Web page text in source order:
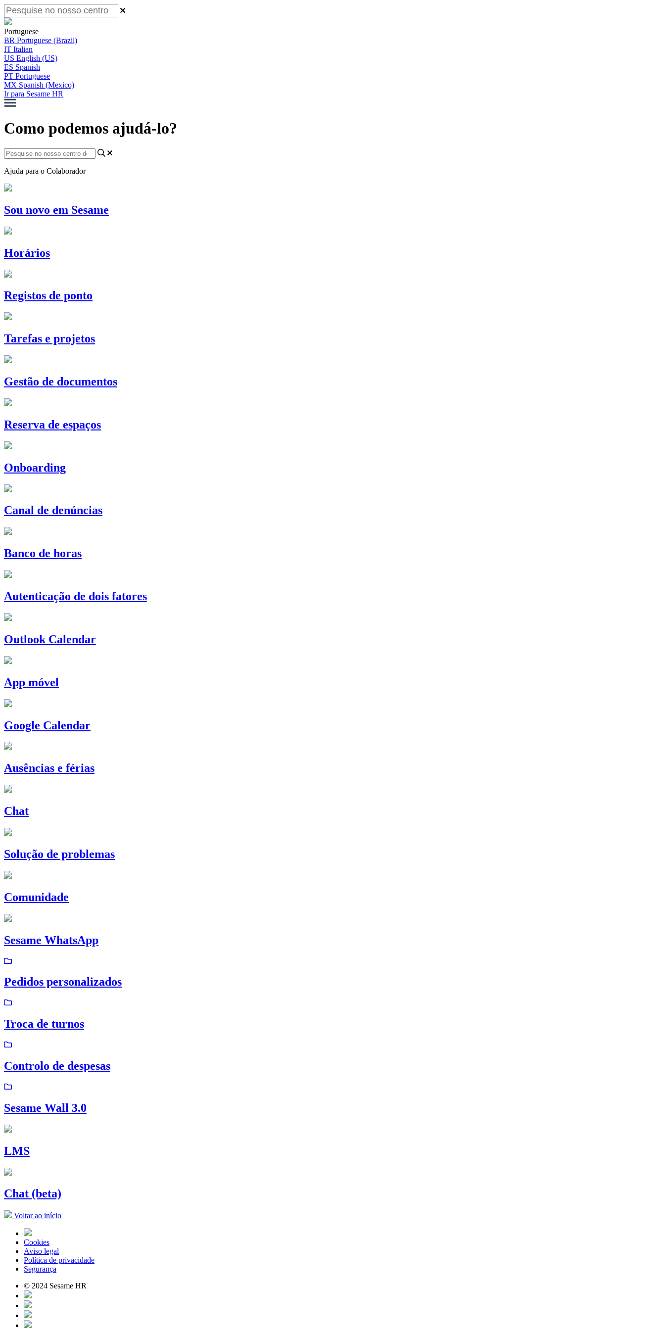
Portuguese
BR Portuguese (Brazil)
IT Italian
US English (US)
ES Spanish
PT Portuguese
MX Spanish (Mexico)
Ir para Sesame HR
Como podemos ajudá-lo?
Ajuda para o Colaborador
Sou novo em Sesame
Horários
Registos de ponto
Tarefas e projetos
Gestão de documentos
Reserva de espaços
Onboarding
Canal de denúncias
Banco de horas
Autenticação de dois fatores
Outlook Calendar
App móvel
Google Calendar
Ausências e férias
Chat
Solução de problemas
Comunidade
Sesame WhatsApp
Pedidos personalizados
Troca de turnos
Controlo de despesas
Sesame Wall 3.0
LMS
Chat (beta)
Voltar ao início
Cookies
Aviso legal
Política de privacidade
Segurança
© 2024 Sesame HR